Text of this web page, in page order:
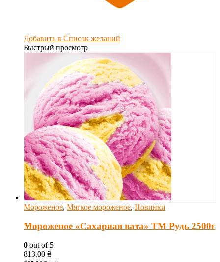
Добавить в Список желаний
Быстрый просмотр
Мороженое, Мягкое мороженое, Новинки
Мороженое «Сахарная вата» ТМ Рудь 2500г
0 out of 5
813.00 ₴